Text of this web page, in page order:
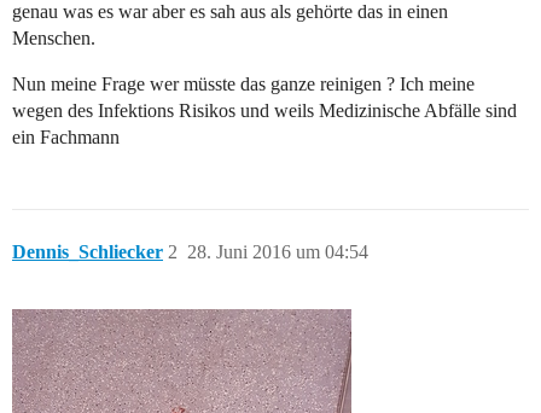
genau was es war aber es sah aus als gehörte das in einen
Menschen.
Nun meine Frage wer müsste das ganze reinigen ? Ich meine
wegen des Infektions Risikos und weils Medizinische Abfälle sind
ein Fachmann
Dennis_Schliecker 28. Juni 2016 um 04:54
2